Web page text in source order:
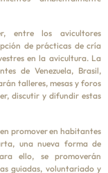
entre los avicultores
de prácticas de cría
en la avicultura. La
de Venezuela, Brasil,
talleres, mesas y foros
discutir y difundir estas
promover en habitantes
una nueva forma de
ello, se promoverán
guiadas, voluntariado y